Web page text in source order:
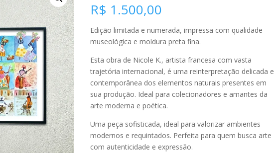
R$ 1.500,00
Edição limitada e numerada, impressa com qualidade
museológica e moldura preta fina.
Esta obra de Nicole K., artista francesa com vasta
trajetória internacional, é uma reinterpretação delicada e
contemporânea dos elementos naturais presentes em
sua produção. Ideal para colecionadores e amantes da
arte moderna e poética.
Uma peça sofisticada, ideal para valorizar ambientes
modernos e requintados. Perfeita para quem busca arte
com autenticidade e expressão.